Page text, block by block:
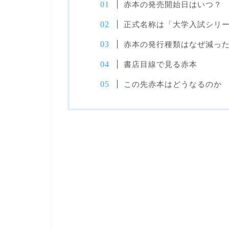
赤本の発売開始日はいつ？
正式名称は「大学入試シリー
赤本の発行種類はなぜ減っ
書店目線で見る赤本
この先赤本はどうなるのか